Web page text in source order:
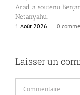
Arad, a soutenu
Netanyahu.
1 Août 2026
| 0
Laisser un